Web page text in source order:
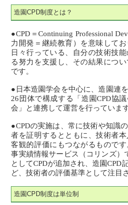
造園CPD制度とは？
●CPD＝Continuing Professional
力開発＝継続教育）を意味して
日々行っている、自分の技術技
る努力を支援し、その結果につ
です。
●日本造園学会を中心に、造園連
26団体で構成する「造園CPD協
会」と連携して運営を行っています
●CPDの実施は、常に技術や知識
者を証明するとともに、技術者
客観的評価にもつながるもので
事実績情報サービス（コリンズ）
としてCPDが追加され、造園CPD
ど、技術者の評価基準として注目
造園CPD制度は単位制